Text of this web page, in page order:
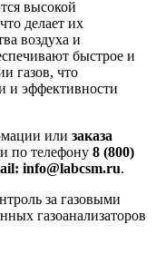
высокой
делает их
воздуха и
быстрое и
газов, что
и эффективности
или заказа
по телефону 8 (800)
info@labcsm.ru.
за газовыми
газоанализаторов